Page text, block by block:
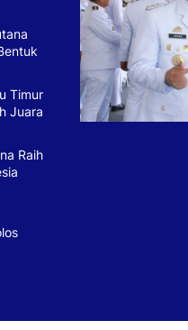
Timur
Juara
Raih